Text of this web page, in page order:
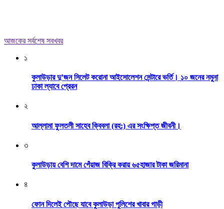
আজকের সর্বশেষ সবখবর
১
কুলাউড়ার দু’জন সিলেট করোনা আইসোলেশন সেন্টারে ভর্তি। ১০ জনের নমুনা
ঢাকা ল্যাবে প্রেরন
২
আল্লামা ফুলতলী সাহেব ক্বিবলা (রহ:) এর সংক্ষিপ্ত জীবনী।
৩
কুলাউড়ায় বেশি দামে পেঁয়াজ বিক্রি করায় ৬৫হাজার টাকা জরিমানা
৪
ফোন দিলেই পৌছে যাবে কুলাউড়া পুলিশের খাবার গাড়ী